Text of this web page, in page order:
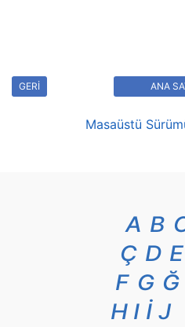
GERİ ANA
Masaüstü
A B
Ç D E
F G Ğ
H I İ J